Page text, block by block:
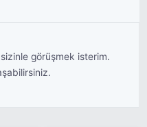
sizinle görüşmek isterim.